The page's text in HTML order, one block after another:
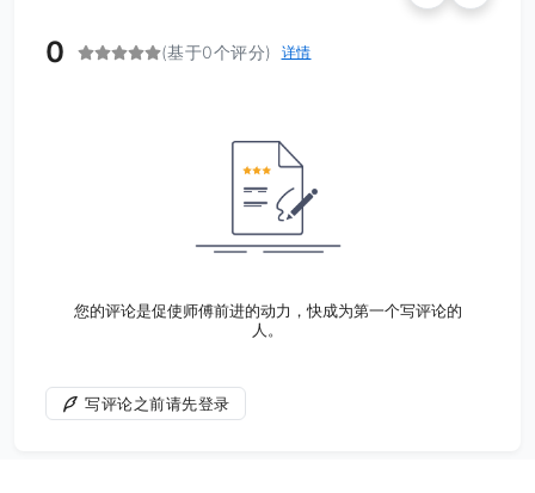
0 (基于0个评分) 详情
您的评论是促使师傅前进的动力，快成为第一个写评论的
人。
写评论之前请先登录